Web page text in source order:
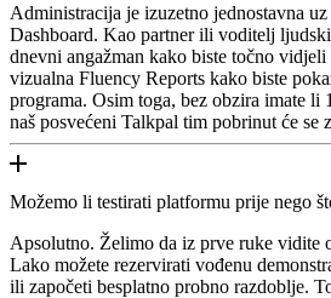
Administracija je izuzetno jednostavna
Dashboard. Kao partner ili voditelj
dnevni angažman kako biste točno
vizualna Fluency Reports kako biste
programa. Osim toga, bez obzira imate li
naš posvećeni Talkpal tim pobrinut će se
Možemo li testirati platformu prije nego
Apsolutno. Želimo da iz prve ruke vidite
Lako možete rezervirati vođenu
ili započeti besplatno probno razdoblje.